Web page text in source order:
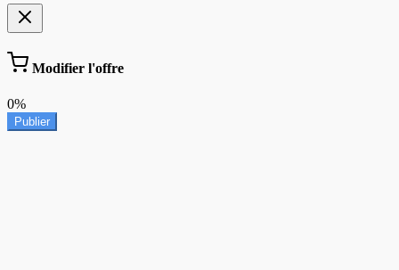
Modifier l'offre
0%
Publier